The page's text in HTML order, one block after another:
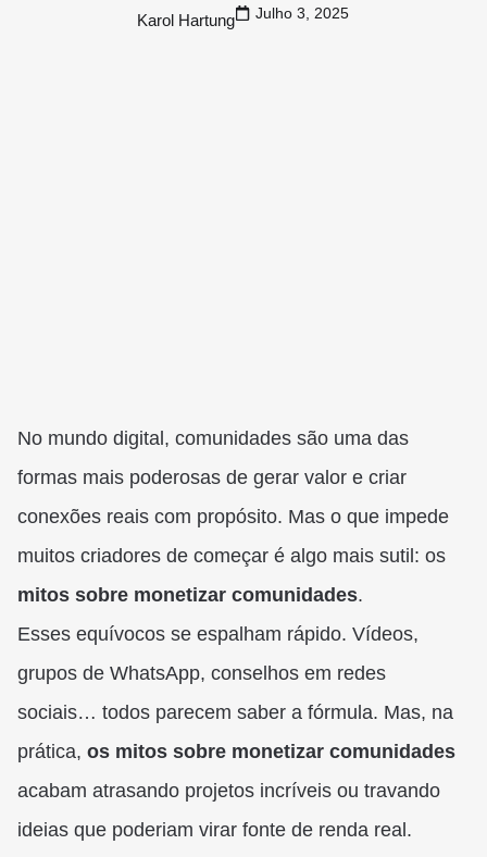
Karol Hartung Julho 3, 2025
No mundo digital, comunidades são uma das
formas mais poderosas de gerar valor e criar
conexões reais com propósito. Mas o que impede
muitos criadores de começar é algo mais sutil: os
mitos sobre monetizar comunidades.
Esses equívocos se espalham rápido. Vídeos,
grupos de WhatsApp, conselhos em redes
sociais… todos parecem saber a fórmula. Mas, na
prática, os mitos sobre monetizar comunidades
acabam atrasando projetos incríveis ou travando
ideias que poderiam virar fonte de renda real.